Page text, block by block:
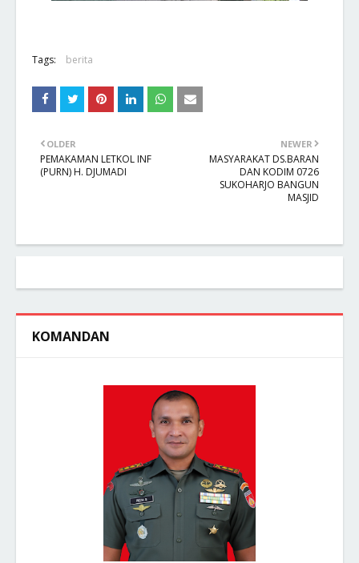
Tags: berita
NEWER
MASYARAKAT DS.BARAN
DAN KODIM 0726
SUKOHARJO BANGUN
MASJID
OLDER
PEMAKAMAN LETKOL INF
(PURN) H. DJUMADI
KOMANDAN